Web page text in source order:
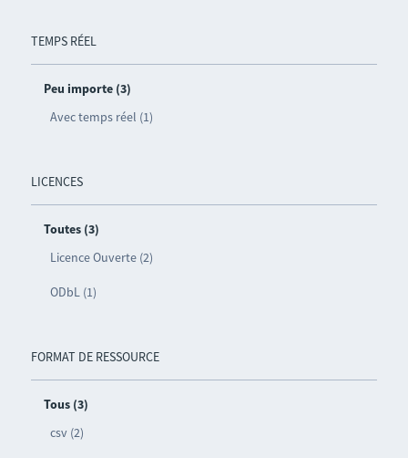
TEMPS RÉEL
Peu importe (3)
Avec temps réel (1)
LICENCES
Toutes (3)
Licence Ouverte (2)
ODbL (1)
FORMAT DE RESSOURCE
Tous (3)
csv (2)